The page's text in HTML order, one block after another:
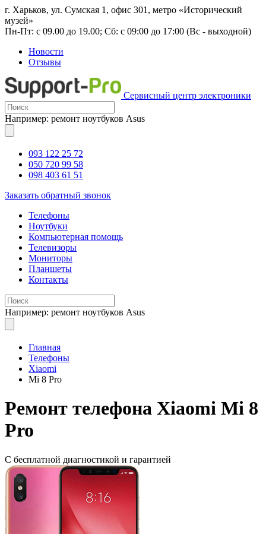
г. Харьков, ул. Сумская 1, офис 301, метро «Исторический
музей»
Пн-Пт: с 09.00 до 19.00; Сб: с 09:00 до 17:00 (Вс - выходной)
Новости
Отзывы
Сервисный центр электроники
Например: ремонт ноутбуков Asus
093 122 25 72
050 720 99 58
098 403 61 51
Заказать обратный звонок
Телефоны
Ноутбуки
Компьютерная помощь
Телевизоры
Мониторы
Планшеты
Контакты
Например: ремонт ноутбуков Asus
Главная
Телефоны
Xiaomi
Mi 8 Pro
Ремонт телефона Xiaomi Mi 8
Pro
С бесплатной диагностикой и гарантией